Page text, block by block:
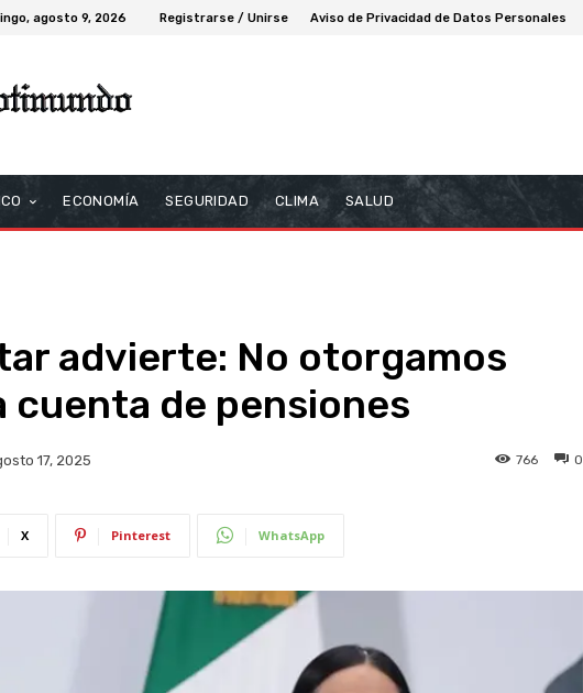
agosto 9, 2026 Registrarse / Unirse Aviso de Privacidad de Datos Personales
ECONOMÍA SEGURIDAD CLIMA SALUD
advierte: No otorgamos
cuenta de pensiones
17, 2025 0
766
X Pinterest WhatsApp